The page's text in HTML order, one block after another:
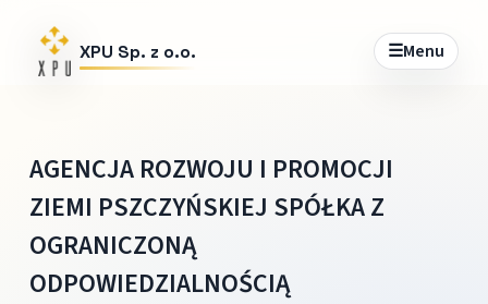
XPU Sp. z o.o. ☰Menu
AGENCJA ROZWOJU I PROMOCJI
ZIEMI PSZCZYŃSKIEJ SPÓŁKA Z
OGRANICZONĄ
ODPOWIEDZIALNOŚCIĄ